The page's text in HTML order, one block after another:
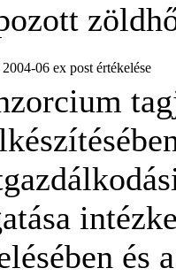
06 ex post értékelése
és